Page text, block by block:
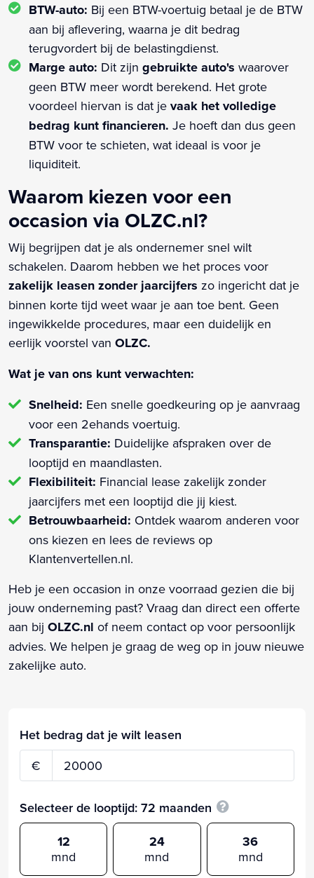
BTW-auto: Bij een BTW-voertuig betaal je de BTW
aan bij aflevering, waarna je dit bedrag
terugvordert bij de belastingdienst.
Marge auto: Dit zijn gebruikte auto's waarover
geen BTW meer wordt berekend. Het grote
voordeel hiervan is dat je vaak het volledige
bedrag kunt financieren. Je hoeft dan dus geen
BTW voor te schieten, wat ideaal is voor je
liquiditeit.
Waarom kiezen voor een
occasion via OLZC.nl?
Wij begrijpen dat je als ondernemer snel wilt
schakelen. Daarom hebben we het proces voor
zakelijk leasen zonder jaarcijfers zo ingericht dat je
binnen korte tijd weet waar je aan toe bent. Geen
ingewikkelde procedures, maar een duidelijk en
eerlijk voorstel van OLZC.
Wat je van ons kunt verwachten:
Snelheid: Een snelle goedkeuring op je aanvraag
voor een 2ehands voertuig.
Transparantie: Duidelijke afspraken over de
looptijd en maandlasten.
Flexibiliteit: Financial lease zakelijk zonder
jaarcijfers met een looptijd die jij kiest.
Betrouwbaarheid: Ontdek waarom anderen voor
ons kiezen en lees de reviews op
Klantenvertellen.nl.
Heb je een occasion in onze voorraad gezien die bij
jouw onderneming past? Vraag dan direct een offerte
aan bij OLZC.nl of neem contact op voor persoonlijk
advies. We helpen je graag de weg op in jouw nieuwe
zakelijke auto.
Het bedrag dat je wilt leasen
€
Selecteer de looptijd: 72 maanden
12
mnd
24
mnd
36
mnd